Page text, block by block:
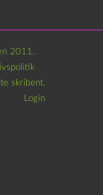
2011.
skribent.
Login